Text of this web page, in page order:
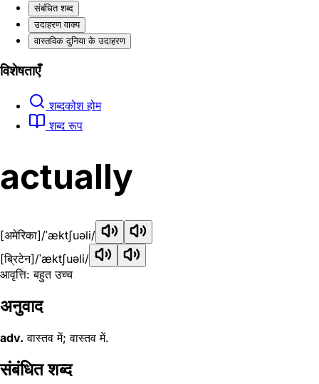
संबंधित शब्द
उदाहरण वाक्य
वास्तविक दुनिया के उदाहरण
विशेषताएँ
शब्दकोश होम
शब्द रूप
actually
[अमेरिका]/ˈæktʃuəli/
[ब्रिटेन]/ˈæktʃuəli/
आवृत्ति: बहुत उच्च
अनुवाद
adv. वास्तव में; वास्तव में.
संबंधित शब्द